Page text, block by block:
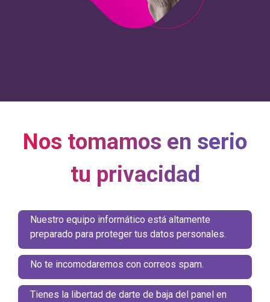
Nos tomamos en serio
tu privacidad
Nuestro equipo informático está altamente
preparado para proteger tus datos personales.
No te incomodaremos con correos spam.
Tienes la libertad de darte de baja del panel en